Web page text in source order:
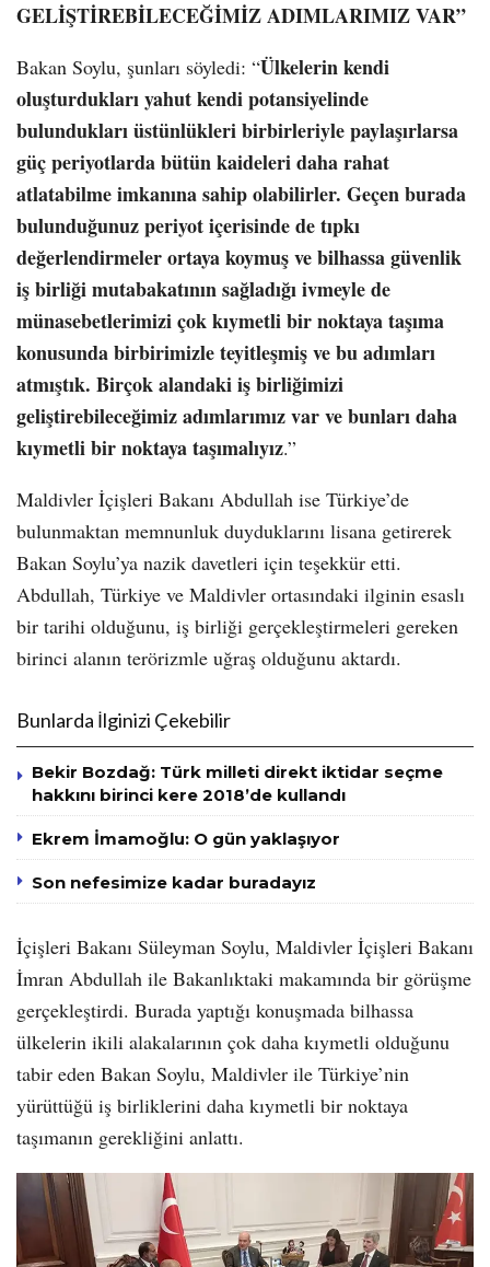
GELİŞTİREBİLECEĞİMİZ ADIMLARIMIZ VAR”
Bakan Soylu, şunları söyledi: “Ülkelerin kendi
oluşturdukları yahut kendi potansiyelinde
bulundukları üstünlükleri birbirleriyle paylaşırlarsa
güç periyotlarda bütün kaideleri daha rahat
atlatabilme imkanına sahip olabilirler. Geçen burada
bulunduğunuz periyot içerisinde de tıpkı
değerlendirmeler ortaya koymuş ve bilhassa güvenlik
iş birliği mutabakatının sağladığı ivmeyle de
münasebetlerimizi çok kıymetli bir noktaya taşıma
konusunda birbirimizle teyitleşmiş ve bu adımları
atmıştık. Birçok alandaki iş birliğimizi
geliştirebileceğimiz adımlarımız var ve bunları daha
kıymetli bir noktaya taşımalıyız.”
Maldivler İçişleri Bakanı Abdullah ise Türkiye’de
bulunmaktan memnunluk duyduklarını lisana getirerek
Bakan Soylu’ya nazik davetleri için teşekkür etti.
Abdullah, Türkiye ve Maldivler ortasındaki ilginin esaslı
bir tarihi olduğunu, iş birliği gerçekleştirmeleri gereken
birinci alanın terörizmle uğraş olduğunu aktardı.
Bunlarda İlginizi Çekebilir
Bekir Bozdağ: Türk milleti direkt iktidar seçme
hakkını birinci kere 2018’de kullandı
Ekrem İmamoğlu: O gün yaklaşıyor
Son nefesimize kadar buradayız
İçişleri Bakanı Süleyman Soylu, Maldivler İçişleri Bakanı
İmran Abdullah ile Bakanlıktaki makamında bir görüşme
gerçekleştirdi. Burada yaptığı konuşmada bilhassa
ülkelerin ikili alakalarının çok daha kıymetli olduğunu
tabir eden Bakan Soylu, Maldivler ile Türkiye’nin
yürüttüğü iş birliklerini daha kıymetli bir noktaya
taşımanın gerekliğini anlattı.